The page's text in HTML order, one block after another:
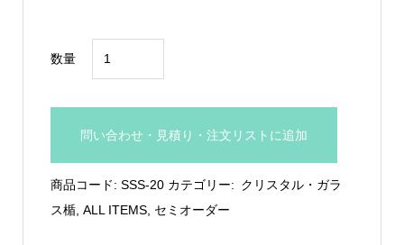
数量
リ
問い合わせ・見積り・注文リストに追加
商品コード: SSS-20 カテゴリー: クリスタル・ガラ
ス楯, ALL ITEMS, セミオーダー